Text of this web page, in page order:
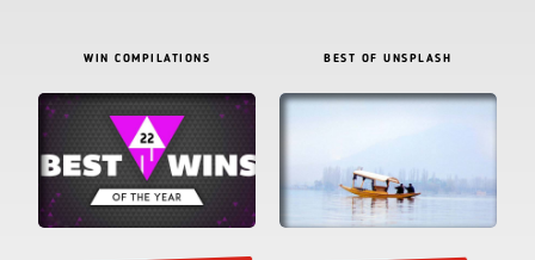
WIN COMPILATIONS BEST OF UNSPLASH